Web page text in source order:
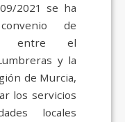
2021 se ha
de
entre el
y la
de Murcia,
los servicios
locales